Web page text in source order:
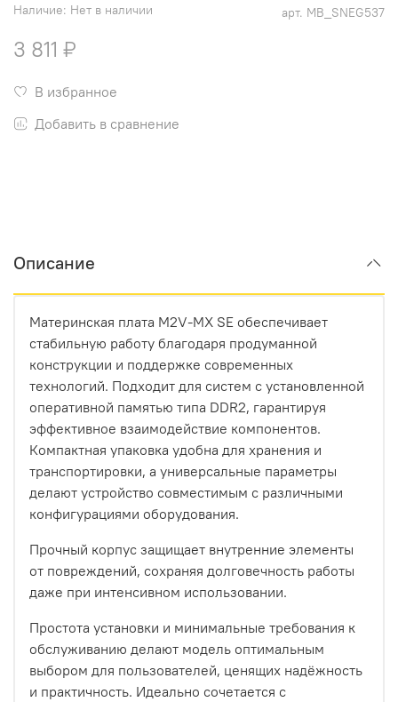
арт. MB_SNEG537
Наличие: Нет в наличии
3 811 ₽
В избранное
Добавить в сравнение
Описание
Материнская плата M2V-MX SE обеспечивает
стабильную работу благодаря продуманной
конструкции и поддержке современных
технологий. Подходит для систем с установленной
оперативной памятью типа DDR2, гарантируя
эффективное взаимодействие компонентов.
Компактная упаковка удобна для хранения и
транспортировки, а универсальные параметры
делают устройство совместимым с различными
конфигурациями оборудования.
Прочный корпус защищает внутренние элементы
от повреждений, сохраняя долговечность работы
даже при интенсивном использовании.
Простота установки и минимальные требования к
обслуживанию делают модель оптимальным
выбором для пользователей, ценящих надёжность
и практичность. Идеально сочетается с